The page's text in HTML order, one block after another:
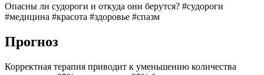
Опасны ли судороги и откуда они берутся? #судороги
#медицина #красота #здоровье #спазм
Прогноз
Корректная терапия приводит к уменьшению количества